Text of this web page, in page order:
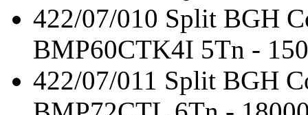
422/07/010 Split BGH
BMP60CTK4I 5Tn -
422/07/011 Split BGH